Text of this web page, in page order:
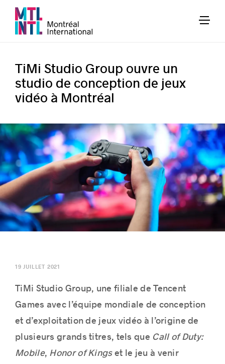
TiMi Studio Group ouvre un
studio de conception de jeux
vidéo à Montréal
19 JUILLET 2021
TiMi Studio Group, une filiale de Tencent
Games avec l’équipe mondiale de conception
et d’exploitation de jeux vidéo à l’origine de
plusieurs grands titres, tels que Call of Duty:
Mobile, Honor of Kingset le jeu à venir